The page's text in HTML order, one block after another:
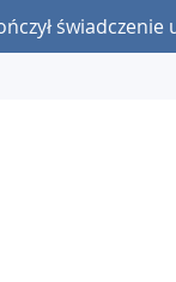
Bitcoin